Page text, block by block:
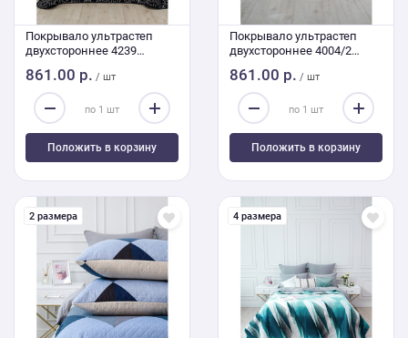
Покрывало ультрастеп
двухстороннее 4239
861.00 р. / шт
Положить в корзину
Покрывало ультрастеп
двухстороннее 4004/2
861.00 р. / шт
Положить в корзину
2 размера 4 размера